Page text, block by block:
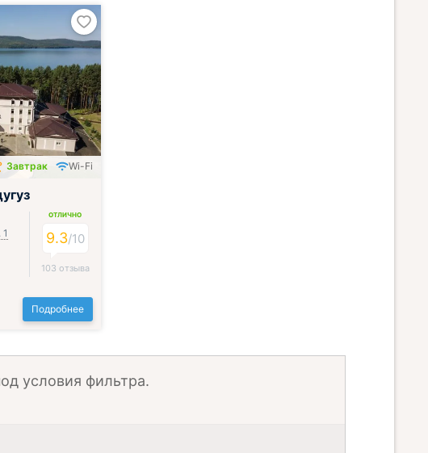
Завтрак Wi-Fi
ОТЛИЧНО
9.3/10
103 отзыва
Подробнее
условия фильтра.